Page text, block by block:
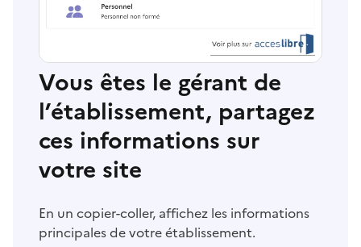
Vous êtes le gérant de
l’établissement, partagez
ces informations sur
votre site
En un copier-coller, affichez les informations
principales de votre établissement.